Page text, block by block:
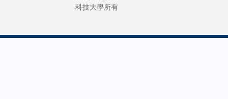
科技大學所有